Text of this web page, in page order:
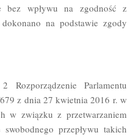
bez wpływu na zgodność z
na podstawie zgody
Parlamentu
z dnia 27 kwietnia 2016 r. w
w związku z przetwarzaniem
przepływu takich